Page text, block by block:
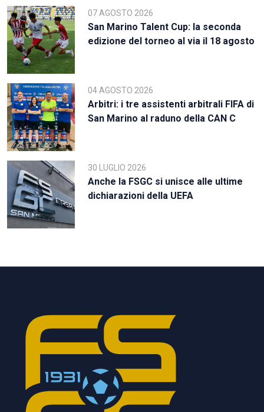
07 AGOSTO 2026
San Marino Talent Cup: la seconda
edizione del torneo al via il 18 agosto
04 AGOSTO 2026
Arbitri: i tre assistenti arbitrali FIFA di
San Marino al raduno della CAN C
30 LUGLIO 2026
Anche la FSGC si unisce alle ultime
dichiarazioni della UEFA